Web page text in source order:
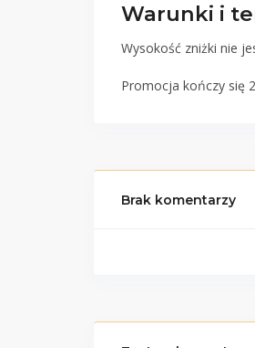
Warunki i
Wysokość zniżki nie
Promocja kończy się
Brak komentarzy